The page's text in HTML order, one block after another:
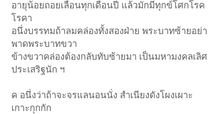
อายุน้อยถอยเลื่อนทุกเดือนปี แล้วมักมีทุกข์โศกโรค
โรคา
อนึ่งบรรทมถ้าลมคล่องทั้งสองฝ่าย พระบาทซ้ายอย่า
พาดพระบาทขวา
ข้างขวาคล่องต้องกลับทับซ้ายมา เป็นมหามงคลเลิศ
ประเสริฐนัก ฯ
ค อนึ่งว่าถ้าจะจรแลนอนนั่ง สำเนียงดังโผงเผาะ
เกาะกุกกัก